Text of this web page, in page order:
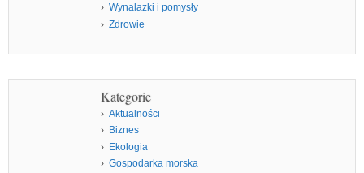
Wynalazki i pomysły
Zdrowie
Kategorie
Aktualności
Biznes
Ekologia
Gospodarka morska